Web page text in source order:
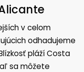
v celom
odhadujeme
pláží Costa
sa môžete